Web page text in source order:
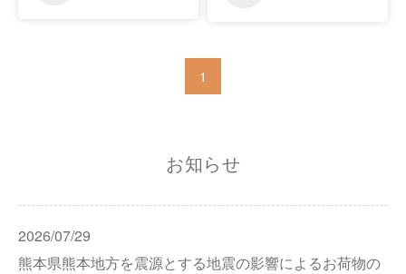
1
お知らせ
2026/07/29
熊本県熊本地方を震源とする地震の影響によるお荷物の